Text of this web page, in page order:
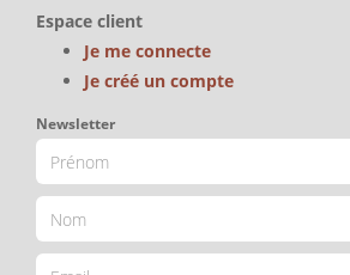
Espace client
Je me connecte
Je créé un compte
Newsletter